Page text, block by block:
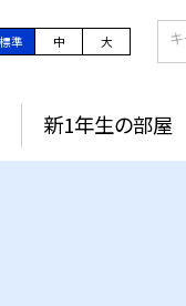
標準 中 大
新1年生の部屋